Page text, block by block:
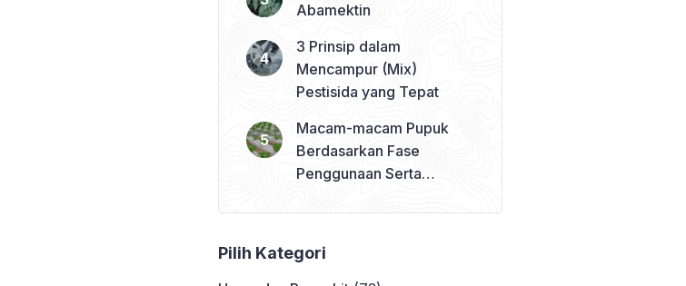
Abamektin
3 Prinsip dalam
Mencampur (Mix)
Pestisida yang Tepat
Macam-macam Pupuk
Berdasarkan Fase
Penggunaan Serta
Pilih Kategori